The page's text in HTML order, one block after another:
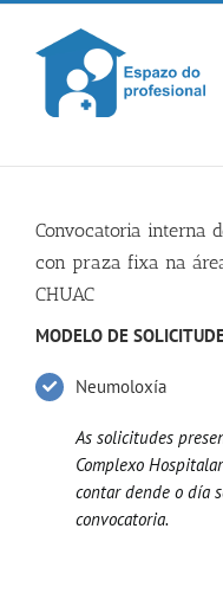
Skip
content
Convocatoria interna
con praza fixa na
CHUAC
MODELO DE
Neumoloxía
As solicitudes
Complexo
contar dende o día
convocatoria.